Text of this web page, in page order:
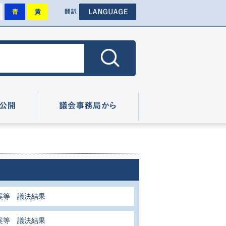
翻訳
背景を標準にします
背景を青色にします
背景を黄色にします
にします
等 議決結果
等 議決結果